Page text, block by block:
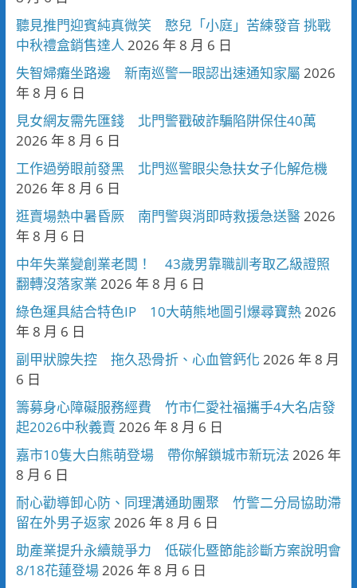
聽見推門迎賓純真微笑 憨兒「小庭」苦練發音 挑戰
中秋禮盒銷售達人 2026 年 8 月 6 日
失智婦癱坐路邊 新南巡警一眼認出速通知家屬 2026
年 8 月 6 日
見女網友需先匯錢 北門警戳破詐騙陷阱保住40萬
2026 年 8 月 6 日
工作過勞眼前發黑 北門巡警眼尖急扶女子化解危機
2026 年 8 月 6 日
逛賣場熱中暑昏厥 南門警與消即時救援急送醫2026
年 8 月 6 日
中年失業變創業老闆！ 43歲男靠職訓考取乙級證照
翻轉沒落家業 2026 年 8 月 6 日
綠色運具結合特色IP 10大萌熊地圖引爆尋寶熱2026
年 8 月 6 日
副甲狀腺失控 拖久恐骨折、心血管鈣化 2026 年 8 月
6 日
籌募身心障礙服務經費 竹市仁愛社福攜手4大名店發
起2026中秋義賣 2026 年 8 月 6 日
嘉市10隻大白熊萌登場 帶你解鎖城市新玩法 2026 年
8 月 6 日
耐心勸導卸心防、同理溝通助團聚 竹警二分局協助滯
留在外男子返家 2026 年 8 月 6 日
助產業提升永續競爭力 低碳化暨節能診斷方案說明會
8/18花蓮登場2026 年 8 月 6 日